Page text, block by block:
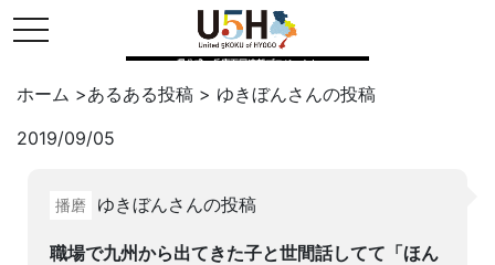
toggle navigation
県公式・兵庫五国連邦プロジェクト
ホーム >あるある投稿 > ゆきぼんさんの投稿
2019/09/05
播磨 ゆきぼんさんの投稿
職場で九州から出てきた子と世間話してて「ほん